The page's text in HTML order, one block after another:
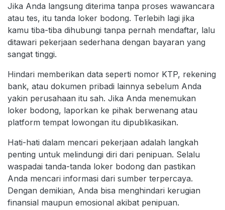
Jika Anda langsung diterima tanpa proses wawancara
atau tes, itu tanda loker bodong. Terlebih lagi jika
kamu tiba-tiba dihubungi tanpa pernah mendaftar, lalu
ditawari pekerjaan sederhana dengan bayaran yang
sangat tinggi.
Hindari memberikan data seperti nomor KTP, rekening
bank, atau dokumen pribadi lainnya sebelum Anda
yakin perusahaan itu sah. Jika Anda menemukan
loker bodong, laporkan ke pihak berwenang atau
platform tempat lowongan itu dipublikasikan.
Hati-hati dalam mencari pekerjaan adalah langkah
penting untuk melindungi diri dari penipuan. Selalu
waspadai tanda-tanda loker bodong dan pastikan
Anda mencari informasi dari sumber terpercaya.
Dengan demikian, Anda bisa menghindari kerugian
finansial maupun emosional akibat penipuan.